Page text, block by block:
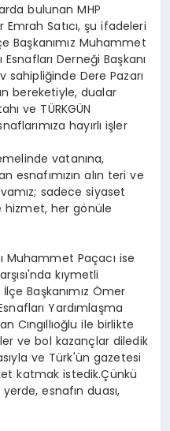
bulunan MHP
Satıcı, şu ifadeleri
Başkanımız Muhammet
Derneği Başkanı
sahipliğinde Dere Pazarı
bereketiyle, dualar
ve TÜRKGÜN
hayırlı işler
vatanına,
esnafımızın alın teri ve
sadece siyaset
her gönüle
Muhammet Paçacı ise
kıymetli
Başkanımız Ömer
Yardımlaşma
Cıngıllıoğlu ile birlikte
ve bol kazançlar diledik
ve Türk'ün gazetesi
katmak istedik.Çünkü
esnafın duası,